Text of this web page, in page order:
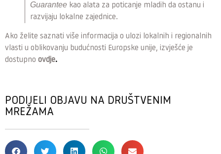
Guarantee kao alata za poticanje mladih da ostanu i
razvijaju lokalne zajednice.
Ako želite saznati više informacija o ulozi lokalnih i regionalnih
vlasti u oblikovanju budućnosti Europske unije, izvješće je
dostupno ovdje.
PODIJELI OBJAVU NA DRUŠTVENIM
MREŽAMA